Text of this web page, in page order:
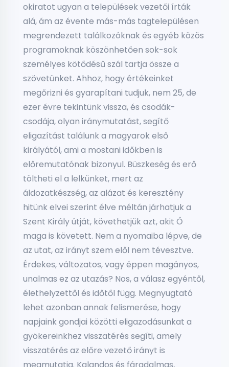
okiratot ugyan a települések vezetői írták
alá, ám az évente más-más tagtelepülésen
megrendezett találkozóknak és egyéb közös
programoknak köszönhetően sok-sok
személyes kötődésű szál tartja össze a
szövetünket. Ahhoz, hogy értékeinket
megőrizni és gyarapítani tudjuk, nem 25, de
ezer évre tekintünk vissza, és csodák-
csodája, olyan iránymutatást, segítő
eligazítást találunk a magyarok első
királyától, ami a mostani időkben is
előremutatónak bizonyul. Büszkeség és erő
töltheti el a lelkünket, mert az
áldozatkészség, az alázat és keresztény
hitünk elvei szerint élve méltán járhatjuk a
Szent Király útját, követhetjük azt, akit Ő
maga is követett. Nem a nyomaiba lépve, de
az utat, az irányt szem elől nem tévesztve.
Érdekes, változatos, vagy éppen magányos,
unalmas ez az utazás? Nos, a válasz egyéntől,
élethelyzettől és időtől függ. Megnyugtató
lehet azonban annak felismerése, hogy
napjaink gondjai közötti eligazodásunkat a
gyökereinkhez visszatérés segíti, amely
visszatérés az előre vezető irányt is